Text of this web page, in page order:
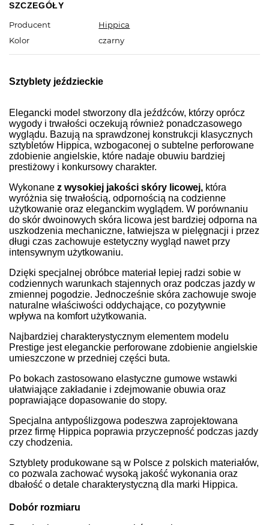
SZCZEGÓŁY
Producent
Hippica
Kolor
czarny
Sztyblety jeździeckie
Elegancki model stworzony dla jeźdźców, którzy oprócz
wygody i trwałości oczekują również ponadczasowego
wyglądu. Bazują na sprawdzonej konstrukcji klasycznych
sztybletów Hippica, wzbogaconej o subtelne perforowane
zdobienie angielskie, które nadaje obuwiu bardziej
prestiżowy i konkursowy charakter.
Wykonane z wysokiej jakości skóry licowej, która
wyróżnia się trwałością, odpornością na codzienne
użytkowanie oraz eleganckim wyglądem. W porównaniu
do skór dwoinowych skóra licowa jest bardziej odporna na
uszkodzenia mechaniczne, łatwiejsza w pielęgnacji i przez
długi czas zachowuje estetyczny wygląd nawet przy
intensywnym użytkowaniu.
Dzięki specjalnej obróbce materiał lepiej radzi sobie w
codziennych warunkach stajennych oraz podczas jazdy w
zmiennej pogodzie. Jednocześnie skóra zachowuje swoje
naturalne właściwości oddychające, co pozytywnie
wpływa na komfort użytkowania.
Najbardziej charakterystycznym elementem modelu
Prestige jest eleganckie perforowane zdobienie angielskie
umieszczone w przedniej części buta.
Po bokach zastosowano elastyczne gumowe wstawki
ułatwiające zakładanie i zdejmowanie obuwia oraz
poprawiające dopasowanie do stopy.
Specjalna antypoślizgowa podeszwa zaprojektowana
przez firmę Hippica poprawia przyczepność podczas jazdy
czy chodzenia.
Sztyblety produkowane są w Polsce z polskich materiałów,
co pozwala zachować wysoką jakość wykonania oraz
dbałość o detale charakterystyczną dla marki Hippica.
Dobór rozmiaru